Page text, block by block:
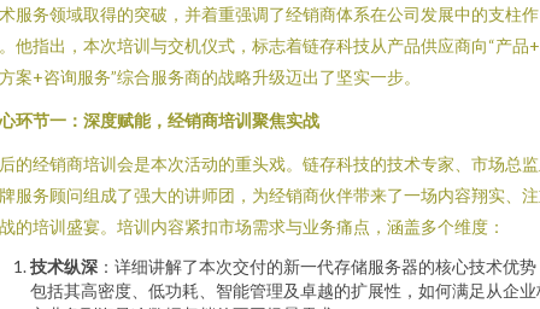
服务领域取得的突破，并着重强调了经销商体系在公司发展中的支柱作
他指出，本次培训与交机仪式，标志着链存科技从产品供应商向“产品
案+咨询服务”综合服务商的战略升级迈出了坚实一步。
环节一：深度赋能，经销商培训聚焦实战
的经销商培训会是本次活动的重头戏。链存科技的技术专家、市场总
服务顾问组成了强大的讲师团，为经销商伙伴带来了一场内容翔实、
的培训盛宴。培训内容紧扣市场需求与业务痛点，涵盖多个维度：
技术纵深 ：详细讲解了本次交付的新一代存储服务器的核心技术优势
包括其高密度、低功耗、智能管理及卓越的扩展性，如何满足从企业